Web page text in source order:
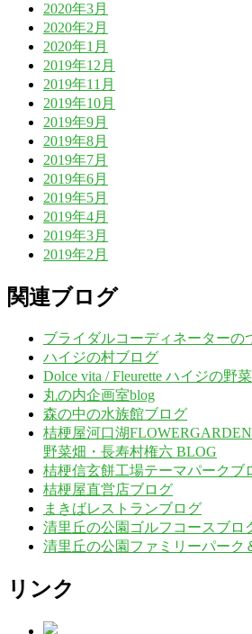
2020年3月
2020年2月
2020年1月
2019年12月
2019年11月
2019年10月
2019年9月
2019年8月
2019年7月
2019年6月
2019年5月
2019年4月
2019年3月
2019年2月
関連ブログ
ブライダルコーディネーターの
ハイジの村ブログ
Dolce vita / Fleurette ハイジの野
丸の内企画室blog
森の中の水族館ブログ
桔梗屋河口湖
野菜畑・長寿村権六 BLOG
桔梗信玄餅工場テーマパークブ
桔梗屋直営店ブログ
まきばレストランブログ
清里丘の公園ゴルフコースブロ
清里丘の公園ファミリーパーク
リンク